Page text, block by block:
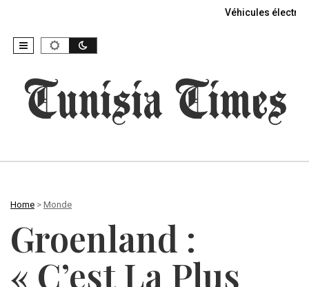
Véhicules
Home > Monde
Groenland :
« C’est La Plus